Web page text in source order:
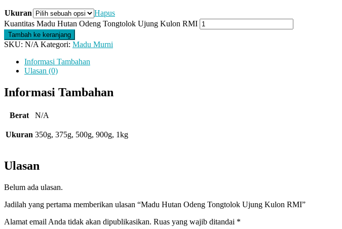
Ukuran
Hapus
Kuantitas Madu Hutan Odeng Tongtolok Ujung Kulon RMI
Tambah ke keranjang
SKU: N/A Kategori: Madu Murni
Informasi Tambahan
Ulasan (0)
Informasi Tambahan
Berat N/A
Ukuran 350g, 375g, 500g, 900g, 1kg
Ulasan
Belum ada ulasan.
Jadilah yang pertama memberikan ulasan “Madu Hutan Odeng Tongtolok Ujung Kulon RMI”
Alamat email Anda tidak akan dipublikasikan. Ruas yang wajib ditandai *